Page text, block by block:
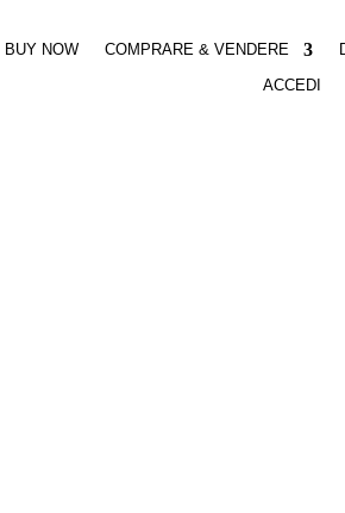
BUY NOW COMPRARE & VENDERE
ACCEDI